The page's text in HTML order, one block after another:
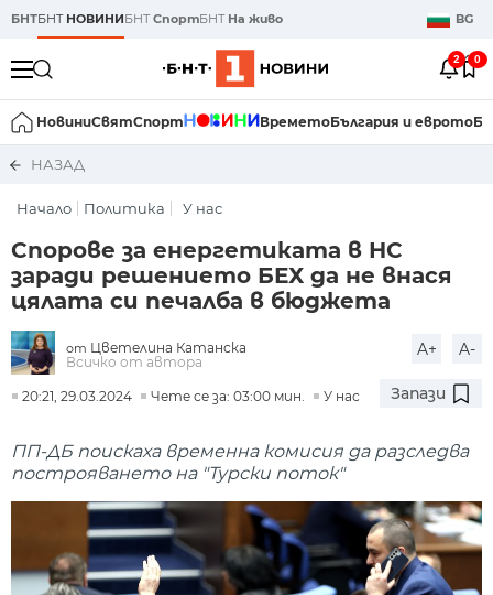
БНТБНТ НОВИНИБНТСпортБНТ На живо BG
2 0
НовиниСвятСпорт ВреметоБългария и еврото
НАЗАД
Начало Политика У нас
Спорове за енергетиката в НС
заради решението БЕХ да не внася
цялата си печалба в бюджета
от Цветелина Катанска
Всичко от автора
A+ A-
20:21, 29.03.2024 Чете се за: 03:00 мин. У нас Запази
ПП-ДБ поискаха временна комисия да разследва
построяването на "Турски поток"